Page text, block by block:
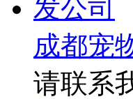
成都宠
请联系